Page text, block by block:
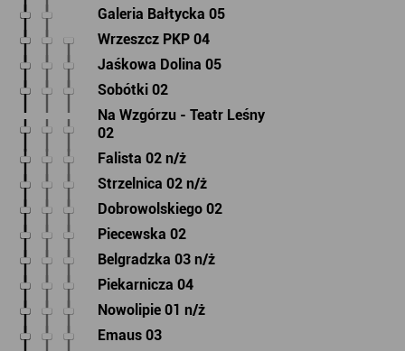
Galeria Bałtycka 05
Wrzeszcz PKP 04
Jaśkowa Dolina 05
Sobótki 02
Na Wzgórzu - Teatr Leśny
02
Falista 02 n/ż
Strzelnica 02 n/ż
Dobrowolskiego 02
Piecewska 02
Belgradzka 03 n/ż
Piekarnicza 04
Nowolipie 01 n/ż
Emaus 03